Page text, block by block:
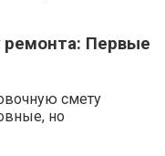
ремонта: Первые
смету
но